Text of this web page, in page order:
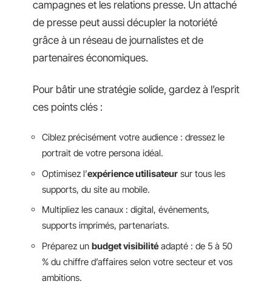
campagnes et les relations presse. Un attaché
de presse peut aussi décupler la notoriété
grâce à un réseau de journalistes et de
partenaires économiques.
Pour bâtir une stratégie solide, gardez à l’esprit
ces points clés :
Ciblez précisément votre audience : dressez le
portrait de votre persona idéal.
Optimisez l’expérience utilisateur sur tous les
supports, du site au mobile.
Multipliez les canaux : digital, événements,
supports imprimés, partenariats.
Préparez un budget visibilité adapté : de 5 à 50
% du chiffre d’affaires selon votre secteur et vos
ambitions.